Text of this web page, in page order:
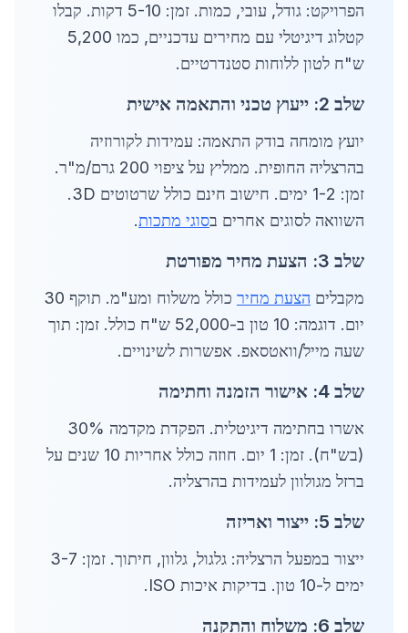
הפרויקט: גודל, עובי, כמות. זמן: 5-10 דקות. קבלו
קטלוג דיגיטלי עם מחירים עדכניים, כמו 5,200
ש"ח לטון ללוחות סטנדרטיים.
שלב 2: ייעוץ טכני והתאמה אישית
יועץ מומחה בודק התאמה: עמידות לקורוזיה
בהרצליה החופית. ממליץ על ציפוי 200 גרם/מ"ר.
זמן: 1-2 ימים. חישוב חינם כולל שרטוטים 3D.
השוואה לסוגים אחרים בסוגי מתכות.
שלב 3: הצעת מחיר מפורטת
מקבלים הצעת מחיר
כולל משלוח ומע"מ. תוקף 30
יום. דוגמה: 10 טון ב-52,000 ש"ח כולל. זמן: תוך
שעה מייל/וואטסאפ. אפשרות לשינויים.
שלב 4: אישור הזמנה וחתימה
אשרו בחתימה דיגיטלית. הפקדת מקדמה 30%
(בש"ח). זמן: 1 יום. חוזה כולל אחריות 10 שנים על
ברזל מגולוון לעמידות בהרצליה.
שלב 5: ייצור ואריזה
ייצור במפעל הרצליה: גלגול, גלוון, חיתוך. זמן: 3-7
ימים ל-10 טון. בדיקות איכות ISO.
שלב 6: משלוח והתקנה